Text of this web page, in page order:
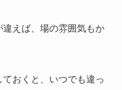
えば、場の雰囲気もか
おくと、いつでも違っ